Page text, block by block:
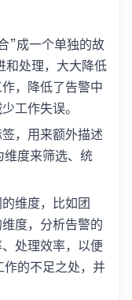
”成一个单独的故
和处理，大大降低
，降低了告警中
工作失误。
，用来额外描述
度来筛选、统
维度，比如团
度，分析告警的
处理效率，以便
的不足之处，并